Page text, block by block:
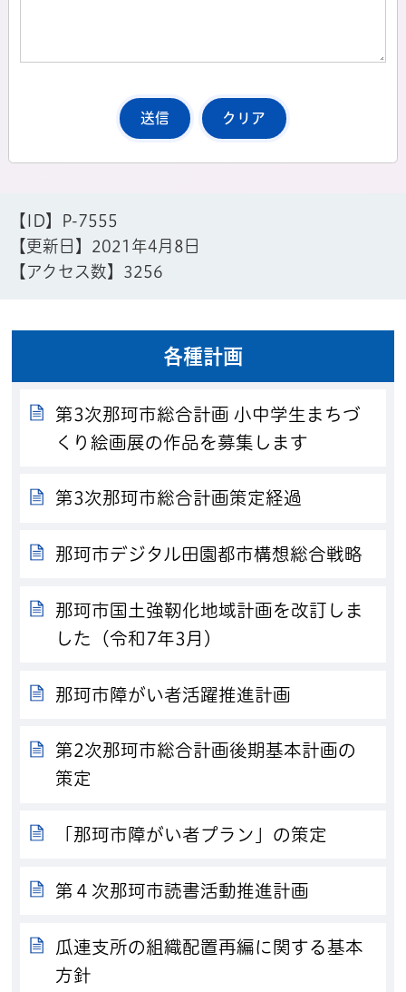
【ID】
P-7555
【更新日】 2021年4月8日
【アクセス数】 3256
各種計画
第3次那珂市総合計画 小中学生まちづ
くり絵画展の作品を募集します
第3次那珂市総合計画策定経過
那珂市デジタル田園都市構想総合戦略
那珂市国土強靭化地域計画を改訂しま
した（令和7年3月）
那珂市障がい者活躍推進計画
第2次那珂市総合計画後期基本計画の
策定
「那珂市障がい者プラン」の策定
第４次那珂市読書活動推進計画
瓜連支所の組織配置再編に関する基本
方針